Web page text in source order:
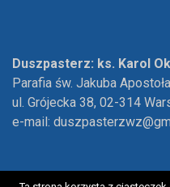
Duszpasterz: ks. Karol
Parafia św. Jakuba Apostoła
ul. Grójecka 38, 02-314
e-mail: